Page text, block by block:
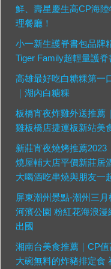
鮮、壽星慶生高CP海
理餐廳！
小一新生護脊書包品牌
Tiger Family超輕量護脊
高雄最好吃白糖粿第一
｜湖內白糖粿
板橋宵夜炸雞外送推薦
雞板橋店捷運板新站美
新莊宵夜燒烤推薦2023
燒屋輔大店平價新莊居
大喝酒吃串燒與朋友一
屏東潮州景點-潮州三月
河濱公園 粉紅花海浪漫
出國
湘南台美食推薦｜CP值
大碗無料的炸豬排定食